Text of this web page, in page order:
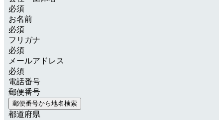
必須
お名前
必須
フリガナ
必須
メールアドレス
必須
電話番号
郵便番号
郵便番号から地名検索
都道府県